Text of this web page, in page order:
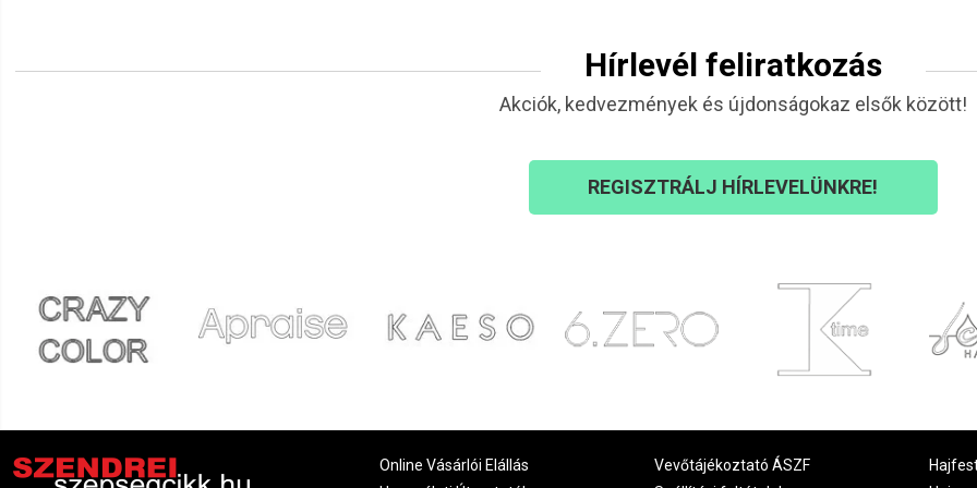
Ramóna 2021.08.29. 07:31 Hírlevél feliratkozás
Akciók, kedvezmények és újdonságokaz elsők között!
REGISZTRÁLJ HÍRLEVELÜNKRE!
Online Vásárlói Elállás
Vevőtájékoztató ÁSZF